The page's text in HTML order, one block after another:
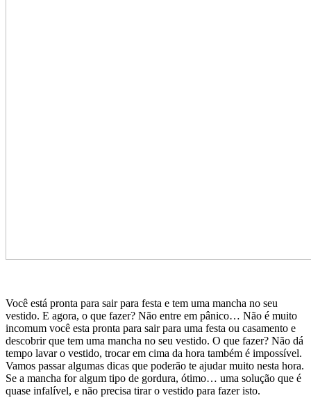
Você está pronta para sair para festa e tem uma mancha no seu
vestido. E agora, o que fazer? Não entre em pânico… Não é muito
incomum você esta pronta para sair para uma festa ou casamento e
descobrir que tem uma mancha no seu vestido. O que fazer? Não dá
tempo lavar o vestido, trocar em cima da hora também é impossível.
Vamos passar algumas dicas que poderão te ajudar muito nesta hora.
Se a mancha for algum tipo de gordura, ótimo… uma solução que é
quase infalível, e não precisa tirar o vestido para fazer isto.